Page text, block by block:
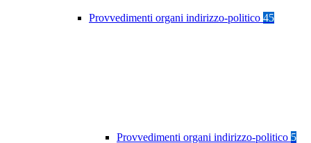
Provvedimenti organi indirizzo-politico 45
Provvedimenti organi indirizzo-politico 5